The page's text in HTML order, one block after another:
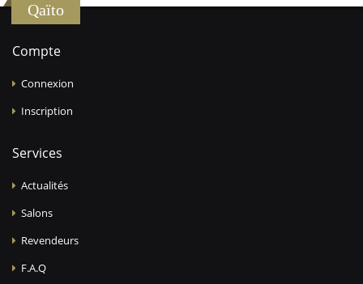
Qaïto
Compte
Connexion
Inscription
Services
Actualités
Salons
Revendeurs
F.A.Q